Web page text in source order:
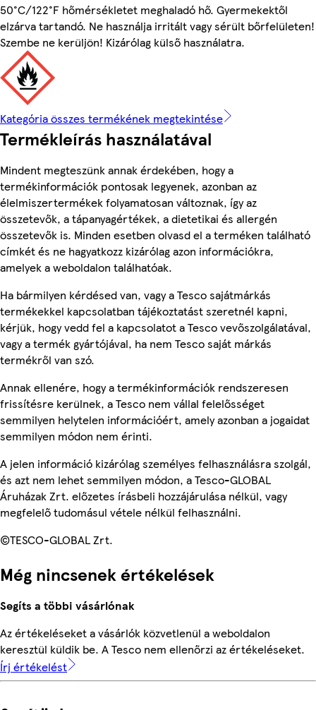
50°C/122°F hőmérsékletet meghaladó hő. Gyermekektől
elzárva tartandó. Ne használja irritált vagy sérült bőrfelületen!
Szembe ne kerüljön! Kizárólag külső használatra.
Kategória összes termékének megtekintése
Termékleírás használatával
Mindent megteszünk annak érdekében, hogy a
termékinformációk pontosak legyenek, azonban az
élelmiszertermékek folyamatosan változnak, így az
összetevők, a tápanyagértékek, a dietetikai és allergén
összetevők is. Minden esetben olvasd el a terméken található
címkét és ne hagyatkozz kizárólag azon információkra,
amelyek a weboldalon találhatóak.
Ha bármilyen kérdésed van, vagy a Tesco sajátmárkás
termékekkel kapcsolatban tájékoztatást szeretnél kapni,
kérjük, hogy vedd fel a kapcsolatot a Tesco vevőszolgálatával,
vagy a termék gyártójával, ha nem Tesco saját márkás
termékről van szó.
Annak ellenére, hogy a termékinformációk rendszeresen
frissítésre kerülnek, a Tesco nem vállal felelősséget
semmilyen helytelen információért, amely azonban a jogaidat
semmilyen módon nem érinti.
A jelen információ kizárólag személyes felhasználásra szolgál,
és azt nem lehet semmilyen módon, a Tesco-GLOBAL
Áruházak Zrt. előzetes írásbeli hozzájárulása nélkül, vagy
megfelelő tudomásul vétele nélkül felhasználni.
©TESCO-GLOBAL Zrt.
Még nincsenek értékelések
Segíts a többi vásárlónak
Az értékeléseket a vásárlók közvetlenül a weboldalon
keresztül küldik be. A Tesco nem ellenőrzi az értékeléseket.
Írj értékelést